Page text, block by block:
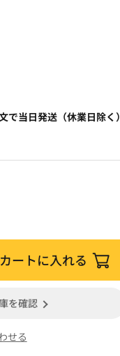
当日発送（休業日除く）
カートに入れる
を確認
せる